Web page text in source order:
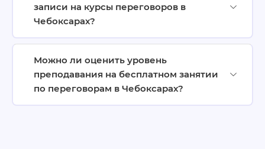
записи на курсы переговоров в
Чебоксарах?
Можно ли оценить уровень
преподавания на бесплатном занятии
по переговорам в Чебоксарах?